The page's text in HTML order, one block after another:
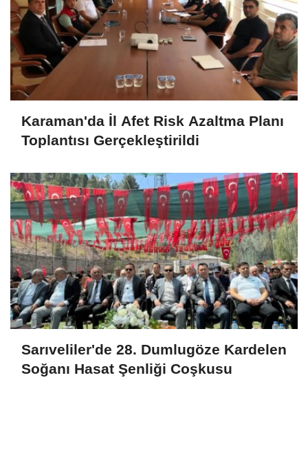
Karaman'da İl Afet Risk Azaltma Planı
Toplantısı Gerçekleştirildi
Sarıveliler'de 28. Dumlugöze Kardelen
Soğanı Hasat Şenliği Coşkusu